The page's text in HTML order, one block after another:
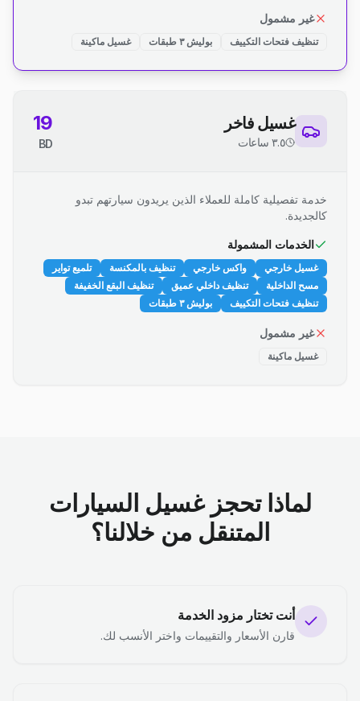
غير مشمول
تنظيف فتحات التكييف بوليش ٣ طبقات غسيل ماكينة
غسيل فاخر
٣.٥ ساعات
19
BD
خدمة تفصيلية كاملة للعملاء الذين يريدون سيارتهم تبدو
كالجديدة.
الخدمات المشمولة
غسيل خارجي واكس خارجي تنظيف بالمكنسة
تلميع تواير
مسح الداخلية
تنظيف داخلي عميق
تنظيف البقع الخفيفة
تنظيف فتحات التكييف
بوليش ٣ طبقات
غير مشمول
غسيل ماكينة
لماذا تحجز غسيل السيارات
المتنقل من خلالنا؟
أنت تختار مزود الخدمة
قارن الأسعار والتقييمات واختر الأنسب لك.